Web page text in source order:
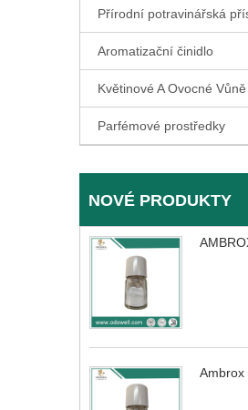
Přírodní potravinářská
Aromatizační činidlo
Květinové A Ovocné Vůně
Parfémové prostředky
NOVÉ PRODUKTY
Ambrox